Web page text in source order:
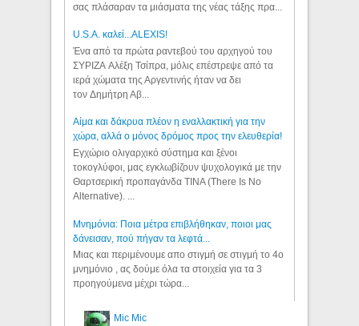
σας πλάσαραν τα μιάσματα της νέας τάξης πρα...
U.S.A. καλεί...ALEXIS!
Ένα από τα πρώτα ραντεβού του αρχηγού του
ΣΥΡΙΖΑ Αλέξη Τσίπρα, μόλις επέστρεψε από τα
ιερά χώματα της Αργεντινής ήταν να δει
τον Δημήτρη Αβ...
Αίμα και δάκρυα πλέον η εναλλακτική για την
χώρα, αλλά ο μόνος δρόμος προς την ελευθερία!
Εγχώριο ολιγαρχικό σύστημα και ξένοι
τοκογλύφοι, μας εγκλωβίζουν ψυχολογικά με την
Θαρτσερική προπαγάνδα TINA (There Is No
Alternative). ...
Μνημόνια: Ποια μέτρα επιβλήθηκαν, ποιοι μας
δάνεισαν, πού πήγαν τα λεφτά...
Μιας και περιμένουμε απο στιγμή σε στιγμή το 4ο
μνημόνιο , ας δούμε όλα τα στοιχεία για τα 3
προηγούμενα μέχρι τώρα...
Mic Mic